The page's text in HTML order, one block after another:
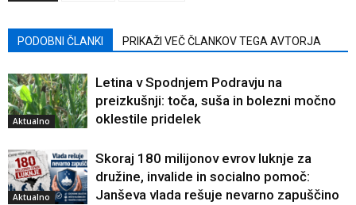
PODOBNI ČLANKI PRIKAŽI VEČ ČLANKOV TEGA AVTORJA
Aktualno
Letina v Spodnjem Podravju na
preizkušnji: toča, suša in bolezni močno
oklestile pridelek
Aktualno
Skoraj 180 milijonov evrov luknje za
družine, invalide in socialno pomoč:
Janševa vlada rešuje nevarno zapuščino